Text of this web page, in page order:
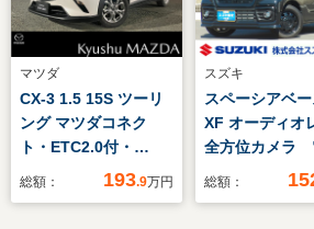
マツダ
CX-3 1.5 15S ツーリ
ング マツダコネク
ト・ETC2.0付・
360°VM付・純正前後
総額： 193.9万円
スズキ
スペーシアベ
XF オーディオ
全方位カメラ
ライドドア
総額：